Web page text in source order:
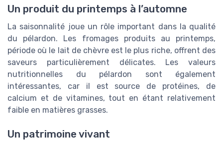
Un produit du printemps à l’automne
La saisonnalité joue un rôle important dans la qualité
du pélardon. Les fromages produits au printemps,
période où le lait de chèvre est le plus riche, offrent des
saveurs particulièrement délicates. Les valeurs
nutritionnelles du pélardon sont également
intéressantes, car il est source de protéines, de
calcium et de vitamines, tout en étant relativement
faible en matières grasses.
Un patrimoine vivant